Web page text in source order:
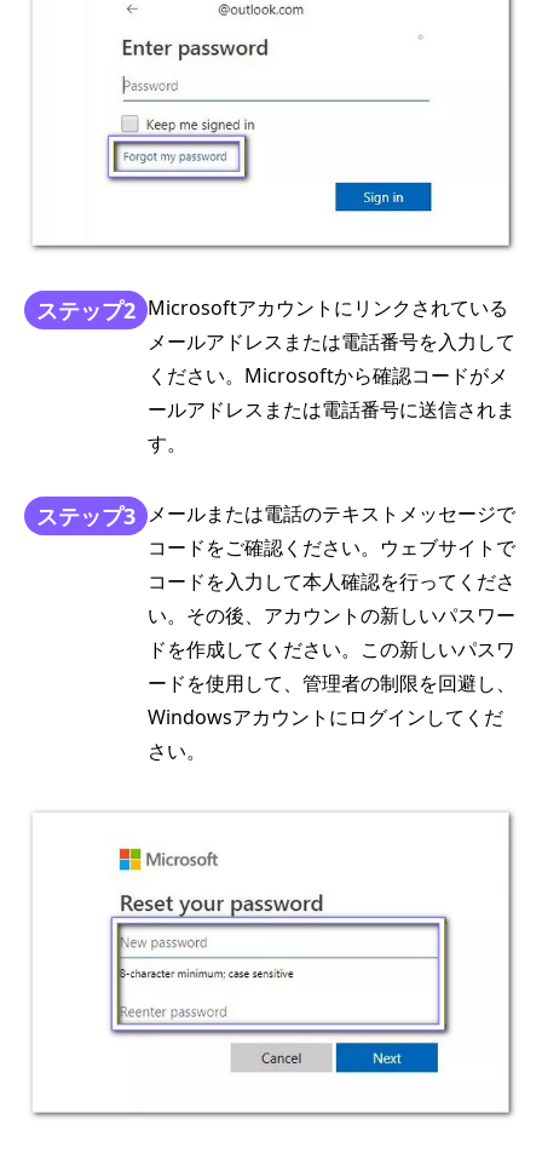
ステップ2 Microsoftアカウントにリンクされている
メールアドレスまたは電話番号を入力して
ください。Microsoftから確認コードがメ
ールアドレスまたは電話番号に送信されま
す。
ステップ3 メールまたは電話のテキストメッセージで
コードをご確認ください。ウェブサイトで
コードを入力して本人確認を行ってくださ
い。その後、アカウントの新しいパスワー
ドを作成してください。この新しいパスワ
ードを使用して、管理者の制限を回避し、
Windowsアカウントにログインしてくだ
さい。